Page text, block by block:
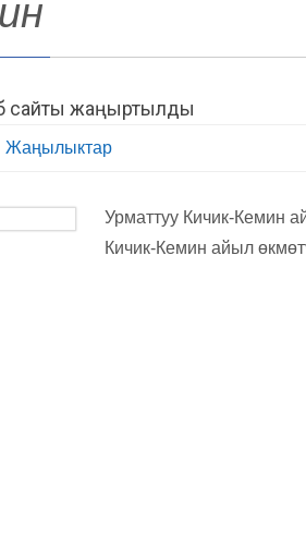
сайты жаңыртылды
Жаңылыктар
Урматтуу Кичик-Кемин
Кичик-Кемин айыл